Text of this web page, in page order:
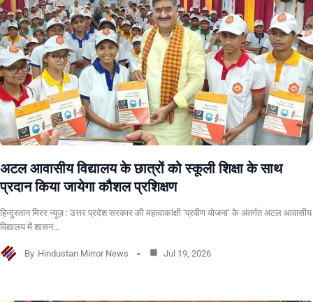
अटल आवासीय विद्यालय के छात्रों को स्कूली शिक्षा के साथ
प्रदान किया जायेगा कौशल प्रशिक्षण
हिन्दुस्तान मिरर न्यूज़ : उत्तर प्रदेश सरकार की महत्वाकांक्षी ‘प्रवीण योजना’ के अंतर्गत अटल आवासीय
विद्यालय में शासन…
By Hindustan Mirror News Jul 19, 2026